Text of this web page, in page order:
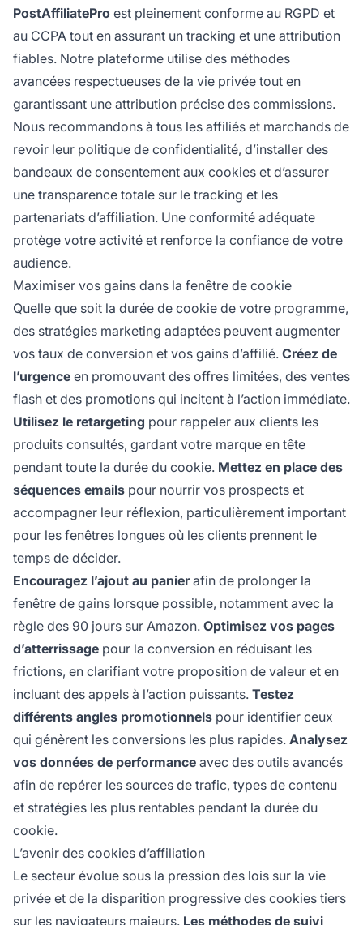
PostAffiliatePro est pleinement conforme au RGPD et
au CCPA tout en assurant un tracking et une attribution
fiables. Notre plateforme utilise des méthodes
avancées respectueuses de la vie privée tout en
garantissant une attribution précise des commissions.
Nous recommandons à tous les affiliés et marchands de
revoir leur politique de confidentialité, d’installer des
bandeaux de consentement aux cookies et d’assurer
une transparence totale sur le tracking et les
partenariats d’affiliation. Une conformité adéquate
protège votre activité et renforce la confiance de votre
audience.
Maximiser vos gains dans la fenêtre de cookie
Quelle que soit la durée de cookie de votre programme,
des stratégies marketing adaptées peuvent augmenter
vos taux de conversion et vos gains d’affilié. Créez de
l’urgence en promouvant des offres limitées, des ventes
flash et des promotions qui incitent à l’action immédiate.
Utilisez le retargeting pour rappeler aux clients les
produits consultés, gardant votre marque en tête
pendant toute la durée du cookie. Mettez en place des
séquences emails pour nourrir vos prospects et
accompagner leur réflexion, particulièrement important
pour les fenêtres longues où les clients prennent le
temps de décider.
Encouragez l’ajout au panierafin de prolonger la
fenêtre de gains lorsque possible, notamment avec la
règle des 90 jours sur Amazon. Optimisez vos pages
d’atterrissage pour la conversion en réduisant les
frictions, en clarifiant votre proposition de valeur et en
incluant des appels à l’action puissants. Testez
différents angles promotionnels pour identifier ceux
qui génèrent les conversions les plus rapides. Analysez
vos données de performance avec des outils avancés
afin de repérer les sources de trafic, types de contenu
et stratégies les plus rentables pendant la durée du
cookie.
L’avenir des cookies d’affiliation
Le secteur évolue sous la pression des lois sur la vie
privée et de la disparition progressive des cookies tiers
sur les navigateurs majeurs. Les méthodes de suivi